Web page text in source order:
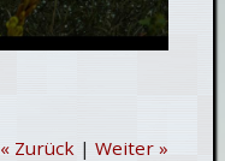
« Zurück| Weiter »